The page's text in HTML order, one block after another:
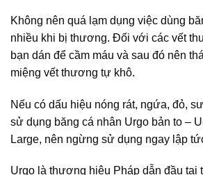
Không nên quá lạm dụng việc dùng
nhiều khi bị thương. Đối với các vết
bạn dán để cầm máu và sau đó nên
miệng vết thương tự khô.
Nếu có dấu hiệu nóng rát, ngứa, đỏ,
sử dụng băng cá nhân Urgo bản to –
Large, nên ngừng sử dụng ngay lập
Urgo là thương hiệu Pháp dẫn đầu tại